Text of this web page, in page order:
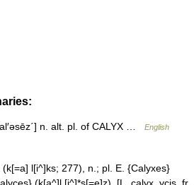
n. alt. pl. of CALYX …
English
l[i^]ks; 277), n.; pl. E. {Calyxes}